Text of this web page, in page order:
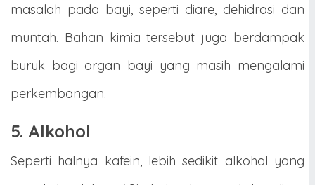
masalah pada bayi, seperti diare, dehidrasi dan
muntah. Bahan kimia tersebut juga berdampak
buruk bagi organ bayi yang masih mengalami
perkembangan.
5. Alkohol
Seperti halnya kafein, lebih sedikit alkohol yang